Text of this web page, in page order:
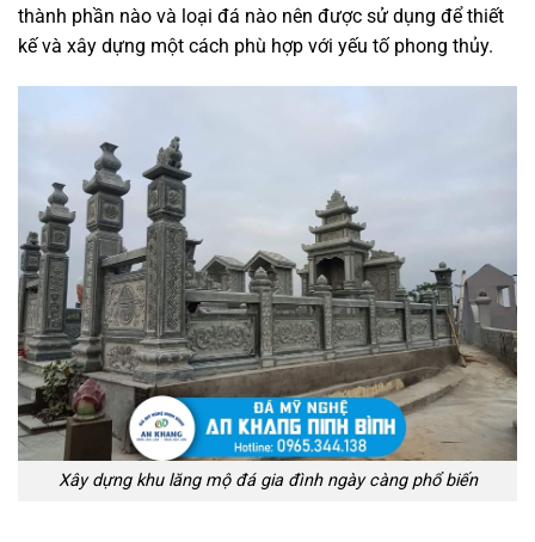
thành phần nào và loại đá nào nên được sử dụng để thiết
kế và xây dựng một cách phù hợp với yếu tố phong thủy.
Xây dựng khu lăng mộ đá gia đình ngày càng phổ biến